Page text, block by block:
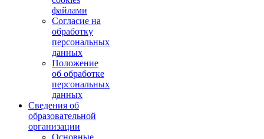
файлами
Согласие на
обработку
персональных
данных
Положение
об обработке
персональных
данных
Сведения об
образовательной
организации